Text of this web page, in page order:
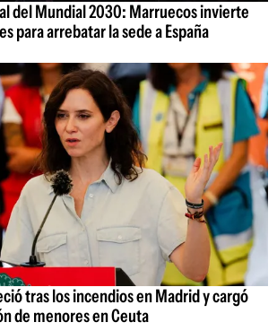
del Mundial 2030: Marruecos invierte
para arrebatar la sede a España
tras los incendios en Madrid y cargó
de menores en Ceuta